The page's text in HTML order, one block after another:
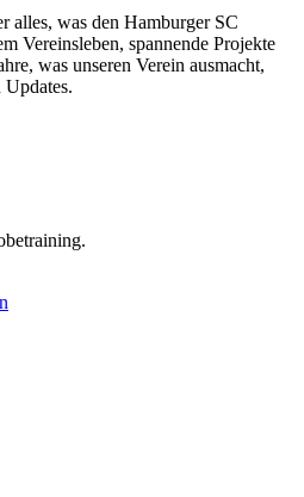
alles, was den Hamburger SC
Vereinsleben, spannende Projekte
was unseren Verein ausmacht,